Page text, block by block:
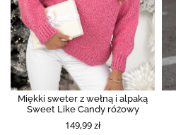
Miękki sweter z wełną i alpaką
Sweet Like Candy różowy
149,99 zł